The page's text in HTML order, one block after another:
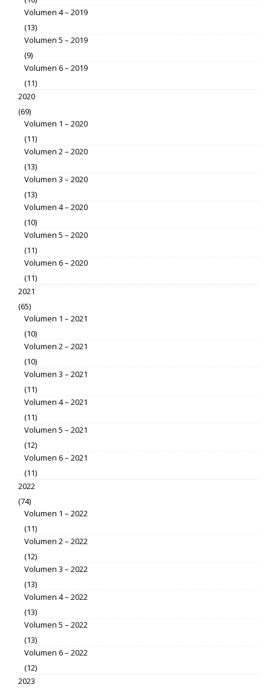
Volumen 4 – 2019
(13)
Volumen 5 – 2019
(9)
Volumen 6 – 2019
(11)
2020
(69)
Volumen 1 – 2020
(11)
Volumen 2 – 2020
(13)
Volumen 3 – 2020
(13)
Volumen 4 – 2020
(10)
Volumen 5 – 2020
(11)
Volumen 6 – 2020
(11)
2021
(65)
Volumen 1 – 2021
(10)
Volumen 2 – 2021
(10)
Volumen 3 – 2021
(11)
Volumen 4 – 2021
(11)
Volumen 5 – 2021
(12)
Volumen 6 – 2021
(11)
2022
(74)
Volumen 1 – 2022
(11)
Volumen 2 – 2022
(12)
Volumen 3 – 2022
(13)
Volumen 4 – 2022
(13)
Volumen 5 – 2022
(13)
Volumen 6 – 2022
(12)
2023